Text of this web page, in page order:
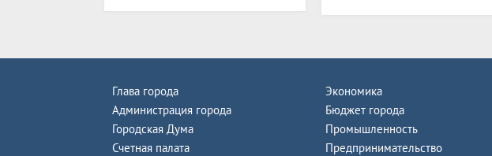
Глава города
Администрация города
Городская Дума
Счетная палата
Экономика
Бюджет города
Промышленность
Предпринимательство